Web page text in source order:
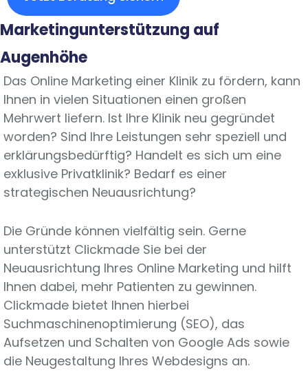
Marketingunterstützung auf
Augenhöhe
Das Online Marketing einer Klinik zu fördern, kann
Ihnen in vielen Situationen einen großen
Mehrwert liefern. Ist Ihre Klinik neu gegründet
worden? Sind Ihre Leistungen sehr speziell und
erklärungsbedürftig? Handelt es sich um eine
exklusive Privatklinik? Bedarf es einer
strategischen Neuausrichtung?
Die Gründe können vielfältig sein. Gerne
unterstützt Clickmade Sie bei der
Neuausrichtung Ihres Online Marketing und hilft
Ihnen dabei, mehr Patienten zu gewinnen.
Clickmade bietet Ihnen hierbei
Suchmaschinenoptimierung (SEO), das
Aufsetzen und Schalten von Google Ads sowie
die Neugestaltung Ihres Webdesigns an.